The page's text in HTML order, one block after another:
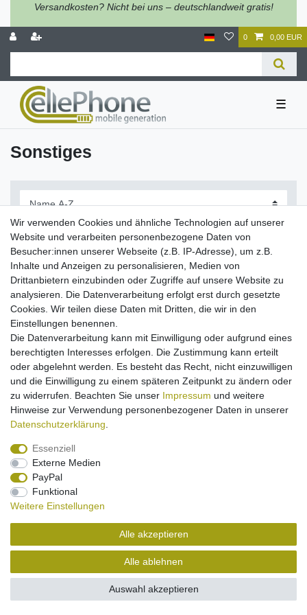
Versandkosten? Nicht bei uns – deutschlandweit gratis!
0 0,00 EUR
☰
Sonstiges
Filter
2IN1 Audio-Adapter - USB Type C (USB-C) zu
3,5mm Stereo - Ladefunktion
7,95 € *
In den Warenkorb
inkl. ges. MwSt. Versandkosten
Impressum
Vertrag widerrufen Kontakt
Wir verwenden Cookies und ähnliche Technologien auf unserer
Website und verarbeiten personenbezogene Daten von
Besucher:innen unserer Webseite (z.B. IP-Adresse), um z.B.
Inhalte und Anzeigen zu personalisieren, Medien von
Drittanbietern einzubinden oder Zugriffe auf unsere Website zu
analysieren. Die Datenverarbeitung erfolgt erst durch gesetzte
Cookies. Wir teilen diese Daten mit Dritten, die wir in den
Einstellungen benennen.
Die Datenverarbeitung kann mit Einwilligung oder aufgrund eines
berechtigten Interesses erfolgen. Die Zustimmung kann erteilt
oder abgelehnt werden. Es besteht das Recht, nicht einzuwilligen
und die Einwilligung zu einem späteren Zeitpunkt zu ändern oder
zu widerrufen. Beachten Sie unser Impressum und weitere
Hinweise zur Verwendung personenbezogener Daten in unserer
Daten­schutz­erklärung
Essenziell
Externe Medien
PayPal
Funktional
Weitere Einstellungen
Alle akzeptieren
Alle ablehnen
Auswahl akzeptieren